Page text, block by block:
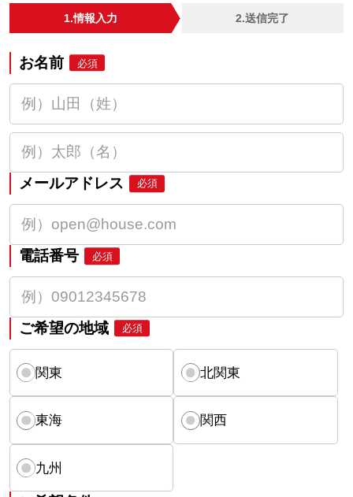
1.情報入力 2.送信完了
お名前 必須
メールアドレス 必須
電話番号 必須
ご希望の地域 必須
関東 北関東
東海 関西
九州